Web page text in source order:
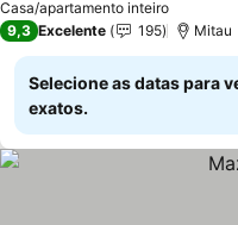
Casa/apartamento inteiro
9,3 Excelente 195 Mitau
Selecione as datas para
exatos.